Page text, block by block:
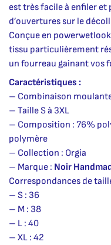
est très facile à enfiler
d’ouvertures sur le
Conçue en
tissu particulièrement
un fourreau gainant vos
Caractéristiques :
– Combinaison
– Taille S à 3XL
– Composition : 76%
polymère
– Collection : Orgia
– Marque : Noir
Correspondances de
– S : 36
– M : 38
– L : 40
– XL : 42